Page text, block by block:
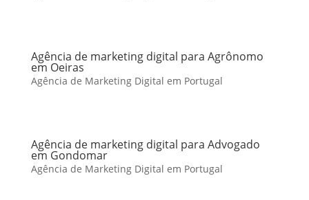
Agência de marketing digital para Agrônomo
em Oeiras
Agência de Marketing Digital em Portugal
Agência de marketing digital para Advogado
em Gondomar
Agência de Marketing Digital em Portugal